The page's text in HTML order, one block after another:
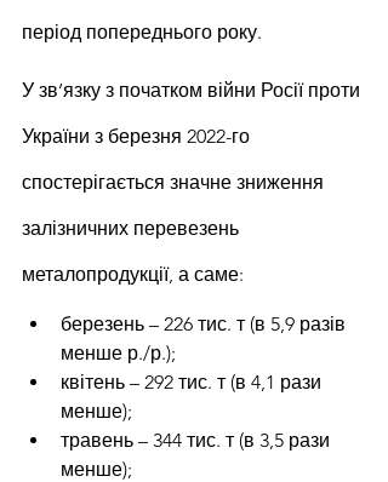
період попереднього року.
У зв’язку з початком війни Росії проти
України з березня 2022-го
спостерігається значне зниження
залізничних перевезень
металопродукції, а саме:
березень – 226 тис. т (в 5,9 разів
менше р./р.);
квітень – 292 тис. т (в 4,1 рази
менше);
травень – 344 тис. т (в 3,5 рази
менше);